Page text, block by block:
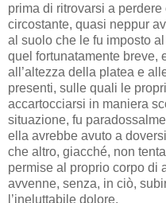
prima di ritrovarsi a
circostante, quasi neppur
al suolo che le fu imposto
quel fortunatamente breve,
all’altezza della platea e
presenti, sulle quali le
accartocciarsi in maniera
situazione, fu
ella avrebbe avuto a
che altro, giacché, non
permise al proprio corpo di
avvenne, senza, in ciò,
l’ineluttabile dolore.